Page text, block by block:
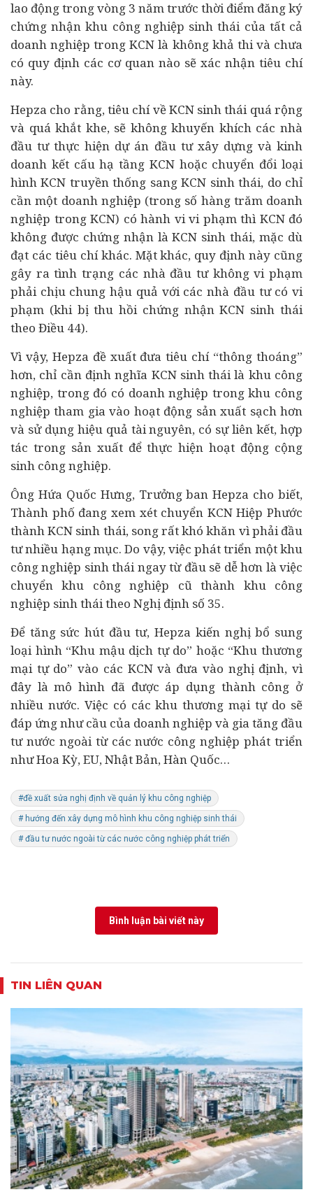
lao động trong vòng 3 năm trước thời điểm đăng ký
chứng nhận khu công nghiệp sinh thái của tất cả
doanh nghiệp trong KCN là không khả thi và chưa
có quy định các cơ quan nào sẽ xác nhận tiêu chí
này.
Hepza cho rằng, tiêu chí về KCN sinh thái quá rộng
và quá khắt khe, sẽ không khuyến khích các nhà
đầu tư thực hiện dự án đầu tư xây dựng và kinh
doanh kết cấu hạ tầng KCN hoặc chuyển đổi loại
hình KCN truyền thống sang KCN sinh thái, do chỉ
cần một doanh nghiệp (trong số hàng trăm doanh
nghiệp trong KCN) có hành vi vi phạm thì KCN đó
không được chứng nhận là KCN sinh thái, mặc dù
đạt các tiêu chí khác. Mặt khác, quy định này cũng
gây ra tình trạng các nhà đầu tư không vi phạm
phải chịu chung hậu quả với các nhà đầu tư có vi
phạm (khi bị thu hồi chứng nhận KCN sinh thái
theo Điều 44).
Vì vậy, Hepza đề xuất đưa tiêu chí “thông thoáng”
hơn, chỉ cần định nghĩa KCN sinh thái là khu công
nghiệp, trong đó có doanh nghiệp trong khu công
nghiệp tham gia vào hoạt động sản xuất sạch hơn
và sử dụng hiệu quả tài nguyên, có sự liên kết, hợp
tác trong sản xuất để thực hiện hoạt động cộng
sinh công nghiệp.
Ông Hứa Quốc Hưng, Trưởng ban Hepza cho biết,
Thành phố đang xem xét chuyển KCN Hiệp Phước
thành KCN sinh thái, song rất khó khăn vì phải đầu
tư nhiều hạng mục. Do vậy, việc phát triển một khu
công nghiệp sinh thái ngay từ đầu sẽ dễ hơn là việc
chuyển khu công nghiệp cũ thành khu công
nghiệp sinh thái theo Nghị định số 35.
Để tăng sức hút đầu tư, Hepza kiến nghị bổ sung
loại hình “Khu mậu dịch tự do” hoặc “Khu thương
mại tự do” vào các KCN và đưa vào nghị định, vì
đây là mô hình đã được áp dụng thành công ở
nhiều nước. Việc có các khu thương mại tự do sẽ
đáp ứng như cầu của doanh nghiệp và gia tăng đầu
tư nước ngoài từ các nước công nghiệp phát triển
như Hoa Kỳ, EU, Nhật Bản, Hàn Quốc…
#đề xuất sửa nghị định về quản lý khu công nghiệp
# hướng đến xây dựng mô hình khu công nghiệp sinh thái
# đầu tư nước ngoài từ các nước công nghiệp phát triển
Bình luận bài viết này
TIN LIÊN QUAN